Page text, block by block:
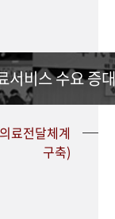
서비스 수요 증
료전달체계
구축)